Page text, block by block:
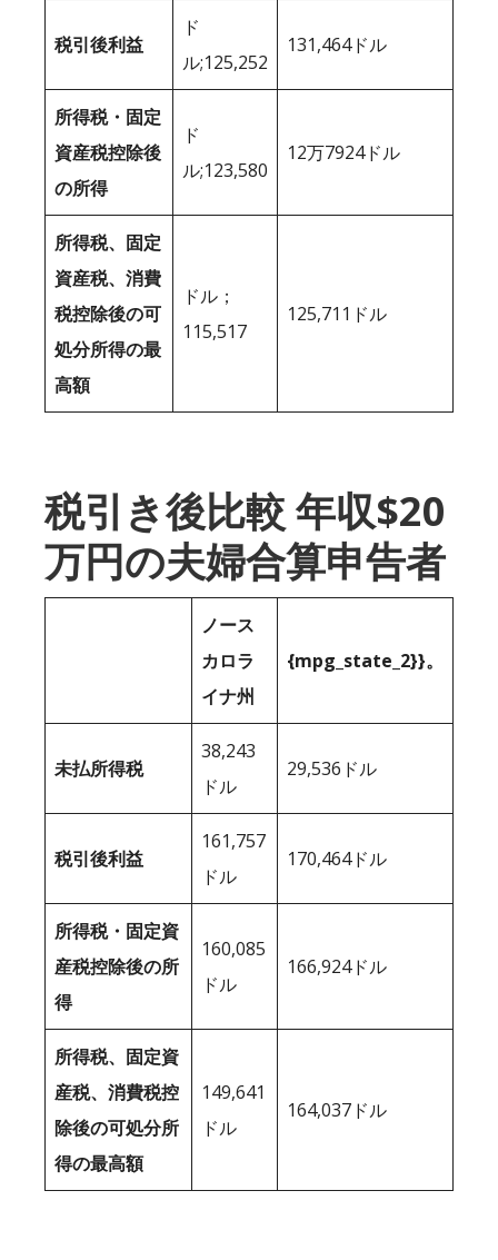
税引後利益
ド
ル;125,252
131,464ドル
所得税・固定
資産税控除後
の所得
ド
ル;123,580
12万7924ドル
所得税、固定
資産税、消費
税控除後の可
処分所得の最
高額
ドル；
115,517
125,711ドル
税引き後比較 年収$20
万円の夫婦合算申告者
ノース
カロラ
イナ州
{mpg_state_2}}。
未払所得税
38,243
ドル
29,536ドル
税引後利益
161,757
ドル
170,464ドル
所得税・固定資
産税控除後の所
得
160,085
ドル
166,924ドル
所得税、固定資
産税、消費税控
除後の可処分所
得の最高額
149,641
ドル
164,037ドル